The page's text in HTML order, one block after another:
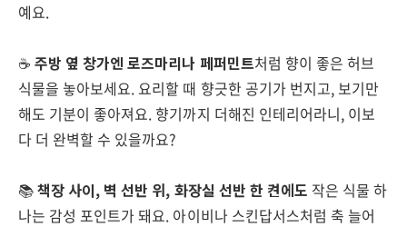
예요.
☕주방 옆 창가엔 로즈마리나 페퍼민트처럼 향이 좋은 허브
식물을 놓아보세요. 요리할 때 향긋한 공기가 번지고, 보기만
해도 기분이 좋아져요. 향기까지 더해진 인테리어라니, 이보
다 더 완벽할 수 있을까요?
📚책장 사이, 벽 선반 위, 화장실 선반 한 켠에도 작은 식물 하
나는 감성 포인트가 돼요. 아이비나 스킨답서스처럼 축 늘어